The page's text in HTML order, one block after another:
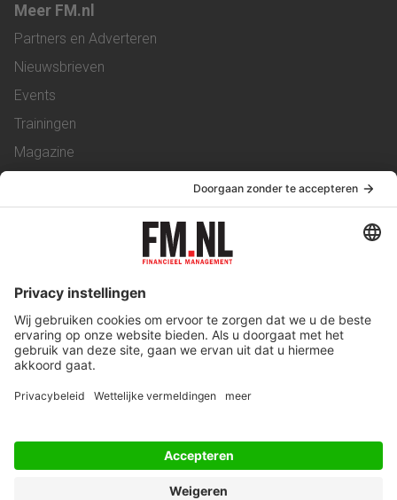
Meer FM.nl
Partners en Adverteren
Nieuwsbrieven
Events
Trainingen
Magazine
Service & Contact
Werken bij ons
Privacy Statement
Algemene Voorwaarden